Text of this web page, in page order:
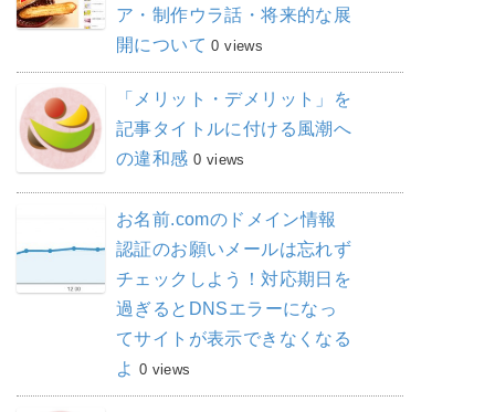
ア・制作ウラ話・将来的な展
開について 0 views
「メリット・デメリット」を
記事タイトルに付ける風潮へ
の違和感 0 views
お名前.comのドメイン情報
認証のお願いメールは忘れず
チェックしよう！対応期日を
過ぎるとDNSエラーになっ
てサイトが表示できなくなる
よ 0 views